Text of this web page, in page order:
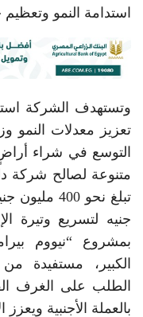
استدامة النمو
وتستهدف الشركة
تعزيز معدلات النمو
التوسع في شراء
متنوعة لصالح شركة
جنيه لتسريع وتيرة
بمشروع “نيووم
الكبير، مستفيدة
الطلب على الغرف
بالعملة الأجنبية ويعزز